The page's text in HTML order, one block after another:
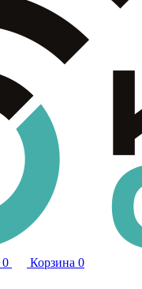
0 Корзина 0